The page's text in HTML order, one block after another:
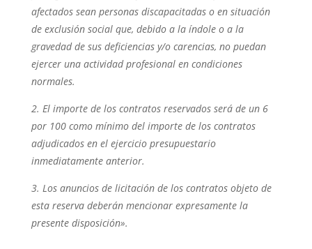
afectados sean personas discapacitadas o en situación
de exclusión social que, debido a la índole o a la
gravedad de sus deficiencias y/o carencias, no puedan
ejercer una actividad profesional en condiciones
normales.
2. El importe de los contratos reservados será de un 6
por 100 como mínimo del importe de los contratos
adjudicados en el ejercicio presupuestario
inmediatamente anterior.
3. Los anuncios de licitación de los contratos objeto de
esta reserva deberán mencionar expresamente la
presente disposición».